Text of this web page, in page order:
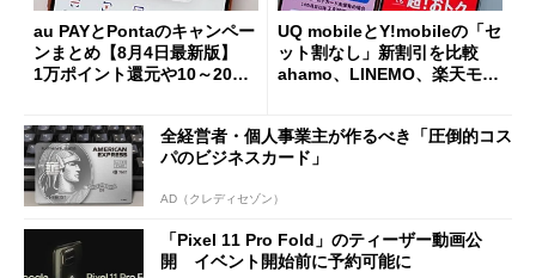
au PAYとPontaのキャンペー
ンまとめ【8月4日最新版】
1万ポイント還元や10～20％
UQ mobileとY!mobileの「セ
ット割なし」新割引を比較
ahamo、LINEMO、楽天モバ
全経営者・個人事業主が作るべき「圧倒的コス
パのビジネスカード」
AD（クレディセゾン）
「Pixel 11 Pro Fold」のティーザー動画公
開 イベント開始前に予約可能に